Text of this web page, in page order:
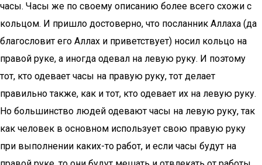
часы. Часы же по своему описанию более всего схожи с
кольцом. И пришло достоверно, что посланник Аллаха (да
благословит его Аллах и приветствует) носил кольцо на
правой руке, а иногда одевал на левую руку. И поэтому
тот, кто одевает часы на правую руку, тот делает
правильно также, как и тот, кто одевает их на левую руку.
Но большинство людей одевают часы на левую руку, так
как человек в основном использует свою правую руку
при выполнении каких-то работ, и если часы будут на